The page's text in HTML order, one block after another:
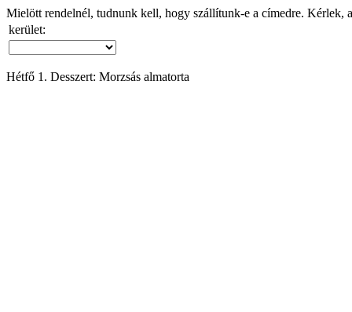
Mielött rendelnél, tudnunk kell, hogy szállítunk-e a címedre. Kérlek,
kerület:
Hétfő 1. Desszert: Morzsás almatorta